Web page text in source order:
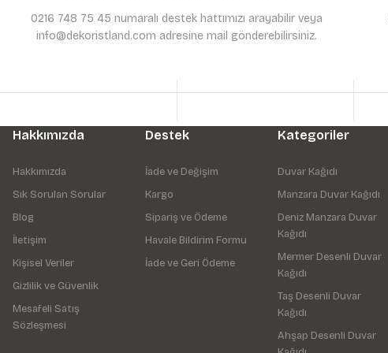
0216 748 75 45 numaralı destek hattımızı arayabilir veya
info@dekoristland.com adresine mail gönderebilirsiniz.
Hakkımızda
Hakkımızda
Sık Sorulan Sorular
Blog
İletişim
Kişisel Veriler
Gizlilik ve Güvenlik
Mesafeli Satış
Sözleşmesi
Destek
İade ve Değişim
Kargo
Sipariş ve Ödeme
Havale Bildirim Formu
İade ve Geri Ödeme
Kategoriler
Duvar Kağıdı
Manzara Duvar Kağıdı
Deniz Manzara Duvar
Kağıdı
Mermer Desenli Duvar
Kağıdı
Taş Desenli Duvar
Kağıdı
Ahşap Desenli Duvar